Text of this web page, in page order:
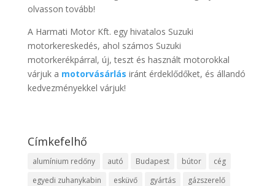
olvasson tovább!
A Harmati Motor Kft. egy hivatalos Suzuki
motorkereskedés, ahol számos Suzuki
motorkerékpárral, új, teszt és használt motorokkal
várjuk a motorvásárlás iránt érdeklődőket, és állandó
kedvezményekkel várjuk!
Címkefelhő
alumínium redőny autó Budapest bútor
cég
egyedi zuhanykabin
esküvő gyártás
gázszerelő